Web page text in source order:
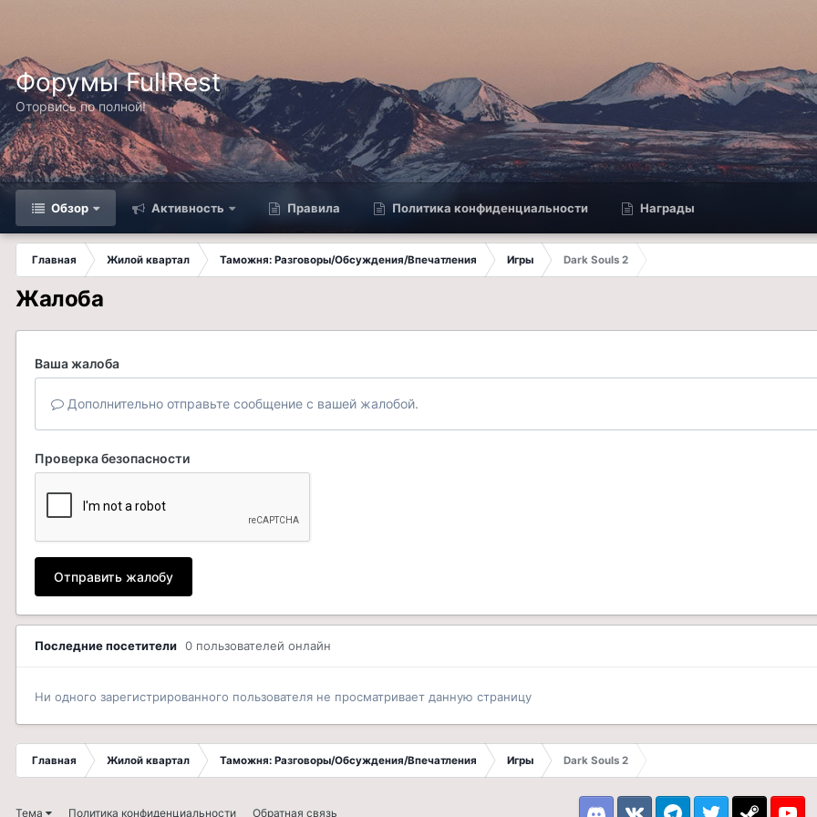
Форумы FullRest
Оторвись по полной!
Обзор Активность Правила Политика конфиденциальности Награды
Главная Жилой квартал Таможня: Разговоры/Обсуждения/Впечатления Игры
Dark Souls 2
Жалоба
Ваша жалоба
Дополнительно отправьте сообщение с вашей жалобой.
Проверка безопасности
Отправить жалобу
Последние посетители 0 пользователей онлайн
Ни одного зарегистрированного пользователя не просматривает данную страницу
Главная Жилой квартал Таможня: Разговоры/Обсуждения/Впечатления Игры Dark Souls 2
Тема Политика конфиденциальности Обратная связь